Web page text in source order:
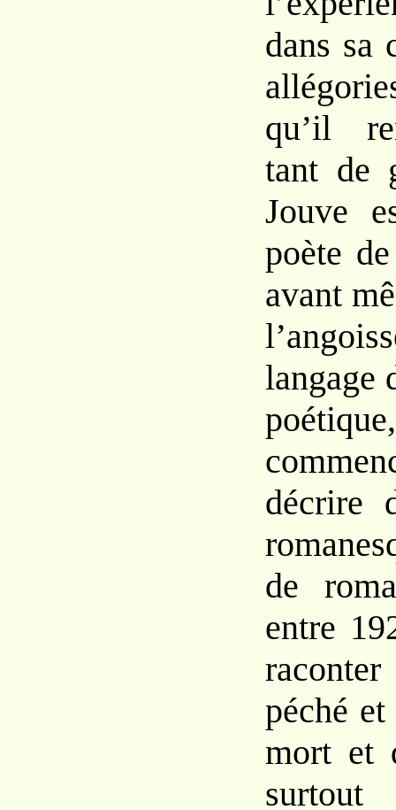
dans sa
qu’il
tant de
Jouve
poète
avant
langage
décrire
roma
de
entre
péché et
mort et